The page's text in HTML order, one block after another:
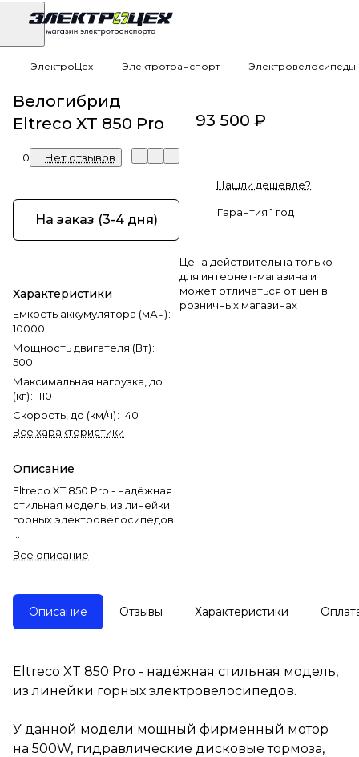
ЭлектроЦех Электротранспорт Электровелосипеды
Велогибрид
Eltreco XT 850 Pro
0 Нет отзывов
На заказ (3-4 дня)
Характеристики
Емкость аккумулятора (мАч):
10000
Мощность двигателя (Вт):
500
Максимальная нагрузка, до
(кг): 110
Скорость, до (км/ч): 40
Все характеристики
Описание
Eltreco XT 850 Pro - надёжная
стильная модель, из линейки
горных электровелосипедов.
фирменный мотор на 500W,
тормоза, быстросъёмный
аккумулятор на 10Ah,
передняя светодиодная
фара, подвеска с
амортизацией и не только!
Все описание
93 500 ₽
Нашли дешевле?
Гарантия 1 год
Цена действительна только
для интернет-магазина и
может отличаться от цен в
розничных магазинах
Описание Отзывы Характеристики
Eltreco XT 850 Pro - надёжная стильная модель,
из линейки горных электровелосипедов.
У данной модели мощный фирменный мотор
на 500W, гидравлические дисковые тормоза,